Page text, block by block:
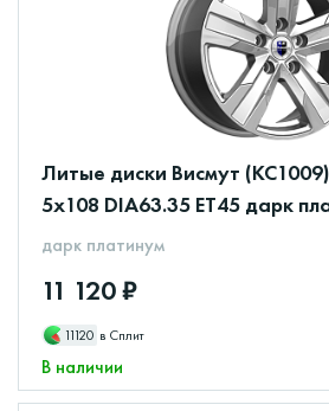
Литые диски Висмут
5x108 DIA63.35 ET45 дарк
дарк платинум
11 120 ₽
11120 в Сплит
В наличии